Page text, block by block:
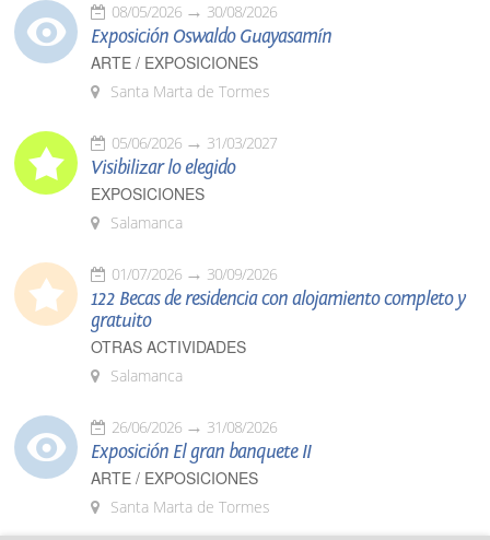
08/05/2026 30/08/2026
Exposición Oswaldo Guayasamín
ARTE / EXPOSICIONES
Santa Marta de Tormes
05/06/2026 31/03/2027
Visibilizar lo elegido
EXPOSICIONES
Salamanca
01/07/2026 30/09/2026
122 Becas de residencia con alojamiento completo y
gratuito
OTRAS ACTIVIDADES
Salamanca
26/06/2026 31/08/2026
Exposición El gran banquete II
ARTE / EXPOSICIONES
Santa Marta de Tormes